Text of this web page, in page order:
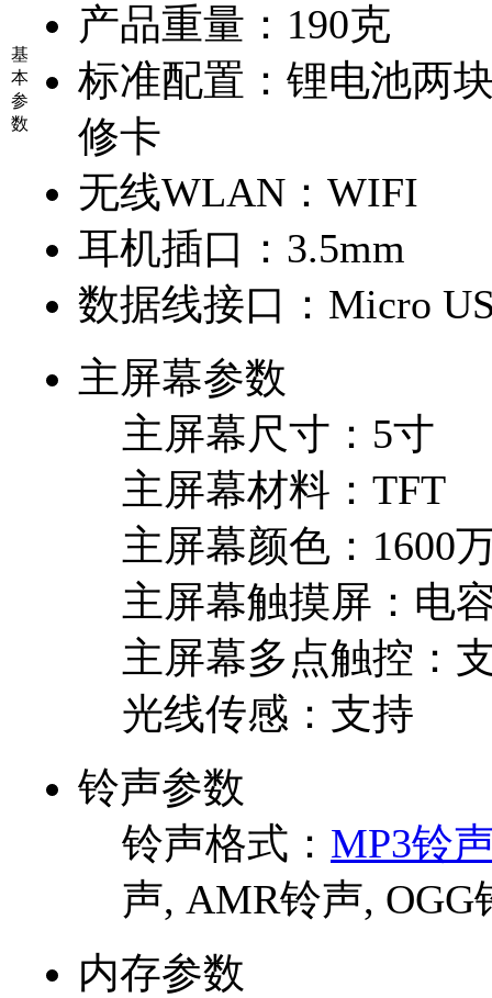
基
本
参
数
产品重量： 190克
标准配置： 锂电池两
修卡
无线WLAN： WIFI
耳机插口： 3.5mm
数据线接口： Micro
主屏幕参数
主屏幕尺寸： 5寸
主屏幕材料： TFT
主屏幕颜色： 1600
主屏幕触摸屏： 电
主屏幕多点触控：
光线传感： 支持
铃声参数
铃声格式： MP3铃
声, AMR铃声, OGG
内存参数